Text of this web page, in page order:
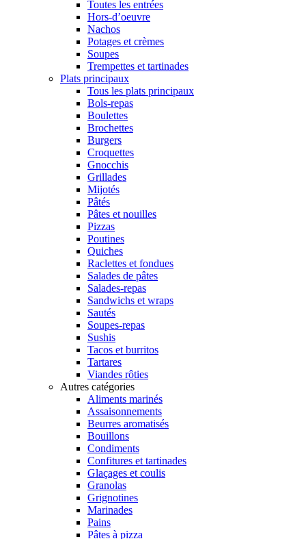
Toutes les entrées
Hors-d’oeuvre
Nachos
Potages et crèmes
Soupes
Trempettes et tartinades
Plats principaux
Tous les plats principaux
Bols-repas
Boulettes
Brochettes
Burgers
Croquettes
Gnocchis
Grillades
Mijotés
Pâtés
Pâtes et nouilles
Pizzas
Poutines
Quiches
Raclettes et fondues
Salades de pâtes
Salades-repas
Sandwichs et wraps
Sautés
Soupes-repas
Sushis
Tacos et burritos
Tartares
Viandes rôties
Autres catégories
Aliments marinés
Assaisonnements
Beurres aromatisés
Bouillons
Condiments
Confitures et tartinades
Glaçages et coulis
Granolas
Grignotines
Marinades
Pains
Pâtes à pizza